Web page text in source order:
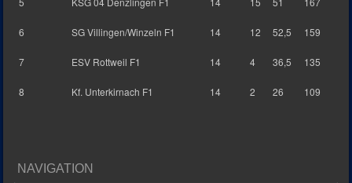
6 SG Villingen/Winzeln F1 14 12 52,5 159
7 ESV Rottweil F1 14 4 36,5 135
8 Kf. Unterkirnach F1 14 2 26 109
NAVIGATION